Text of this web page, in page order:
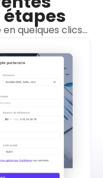
étapes
quelques clics...